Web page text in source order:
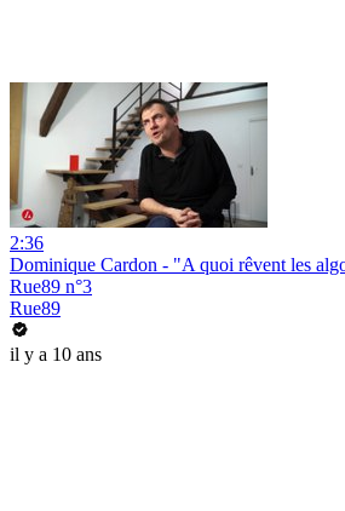
2:36
Dominique Cardon - "A quoi rêvent les
Rue89 n°3
Rue89
il y a 10 ans